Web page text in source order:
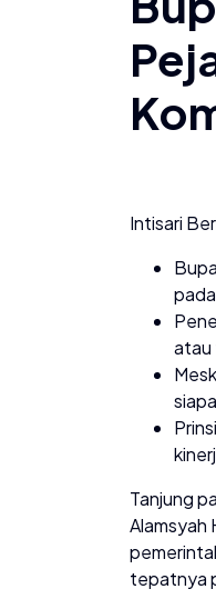
Intisari
atau
Tanjung
Alamsyah
tepatnya